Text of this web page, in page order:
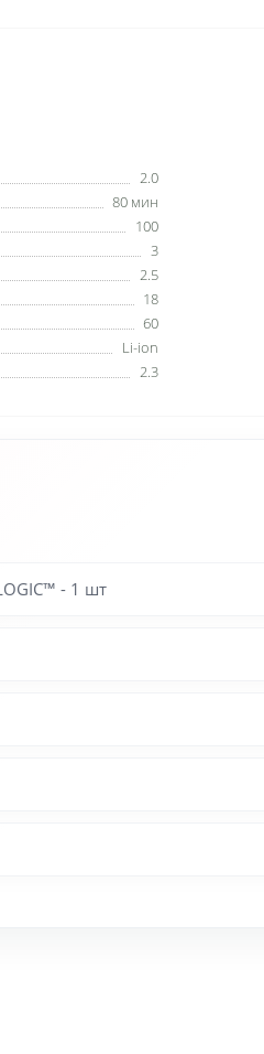
2.0
80 мин
100
3
2.5
18
60
Li-ion
2.3
- 1 шт